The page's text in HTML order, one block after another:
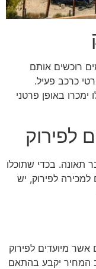
רוכשים אותם
כרכב פעיל.
באופן פרטני
לפירוק
תאונה. בכדי שתוכלו
לפירוק, יש
מיועדים לפירוק
המחיר יקבע בהתאם